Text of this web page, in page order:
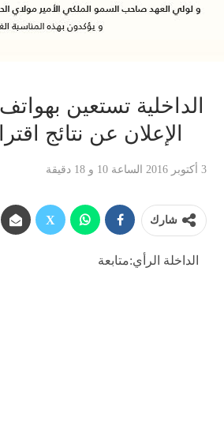
الداخلية تستعين
الإعلان عن نتائج اقتراع 7
3 أكتوبر 2016 الساعة 10 و 18 دقيقة
شارك
الداخلة الرأي:متابعة